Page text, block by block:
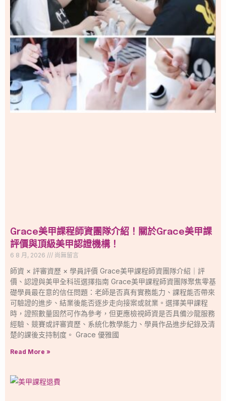
Grace美甲課程師資團隊介紹！關於Grace美甲課
評價與頂級美甲認證機構！
6 8 月, 2026 尚無留言
師資 × 評審資歷 × 學員評價 Grace美甲課程師資團隊介紹｜評
價、認證與美甲全科班選擇指南 Grace美甲課程師資團隊聚焦零基
礎學員最在意的信任問題：老師是否真有實務能力、課程能否帶來
可驗證的進步、結業後能否逐步走向接案或就業。選擇美甲課程
時，證照數量固然可作為參考，但更應檢視師資是否具備沙龍服務
經驗、競賽或評審資歷、系統化教學能力、學員作品進步紀錄及清
楚的課後支持制度。 Grace 優雅國
Read More »